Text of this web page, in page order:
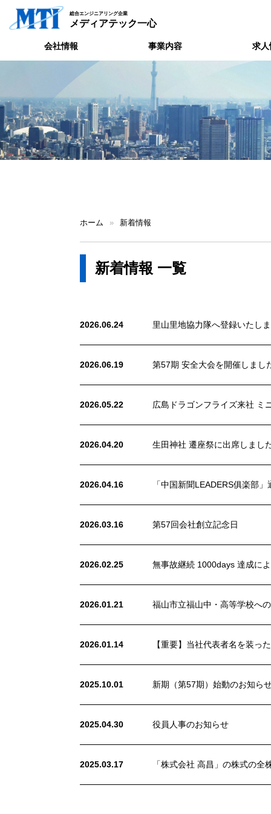
総合エンジニアリング企業
メディアテック一心
会社情報 事業内容 求人
ホーム » 新着情報
新着情報 一覧
2026.06.24 里山里地協力隊へ登録いたし
2026.06.19 第57期 安全大会を開催しまし
2026.05.22 広島ドラゴンフライズ来社 ミ
2026.04.20 生田神社 遷座祭に出席しまし
2026.04.16 「中国新聞LEADERS俱楽部
2026.03.16 第57回会社創立記念日
2026.02.25 無事故継続 1000days 達成に
2026.01.21 福山市立福山中・高等学校へ
2026.01.14 【重要】当社代表者名を装っ
2025.10.01 新期（第57期）始動のお知ら
2025.04.30 役員人事のお知らせ
2025.03.17 「株式会社 高昌」の株式の